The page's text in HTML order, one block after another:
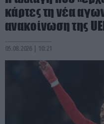
κάρτες τη νέα
ανακοίνωση της
05.08.2026 | 10:21